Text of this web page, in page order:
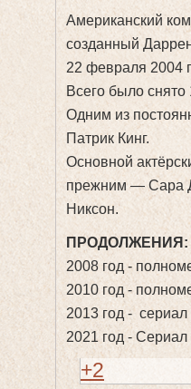
Американский
созданный
22 февраля 2004
Всего было снято
Одним из
Патрик Кинг.
Основной
прежним — Сара
Никсон.
ПРОДОЛЖЕНИЯ:
2008 год -
2010 год -
2013 год -
2021 год - Сериал
+2